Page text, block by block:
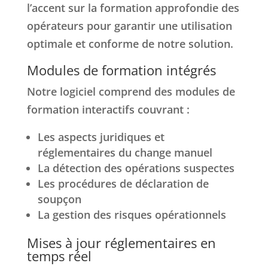
l’accent sur la formation approfondie des
opérateurs pour garantir une utilisation
optimale et conforme de notre solution.
Modules de formation intégrés
Notre logiciel comprend des modules de
formation interactifs couvrant :
Les aspects juridiques et
réglementaires du change manuel
La détection des opérations suspectes
Les procédures de déclaration de
soupçon
La gestion des risques opérationnels
Mises à jour réglementaires en
temps réel